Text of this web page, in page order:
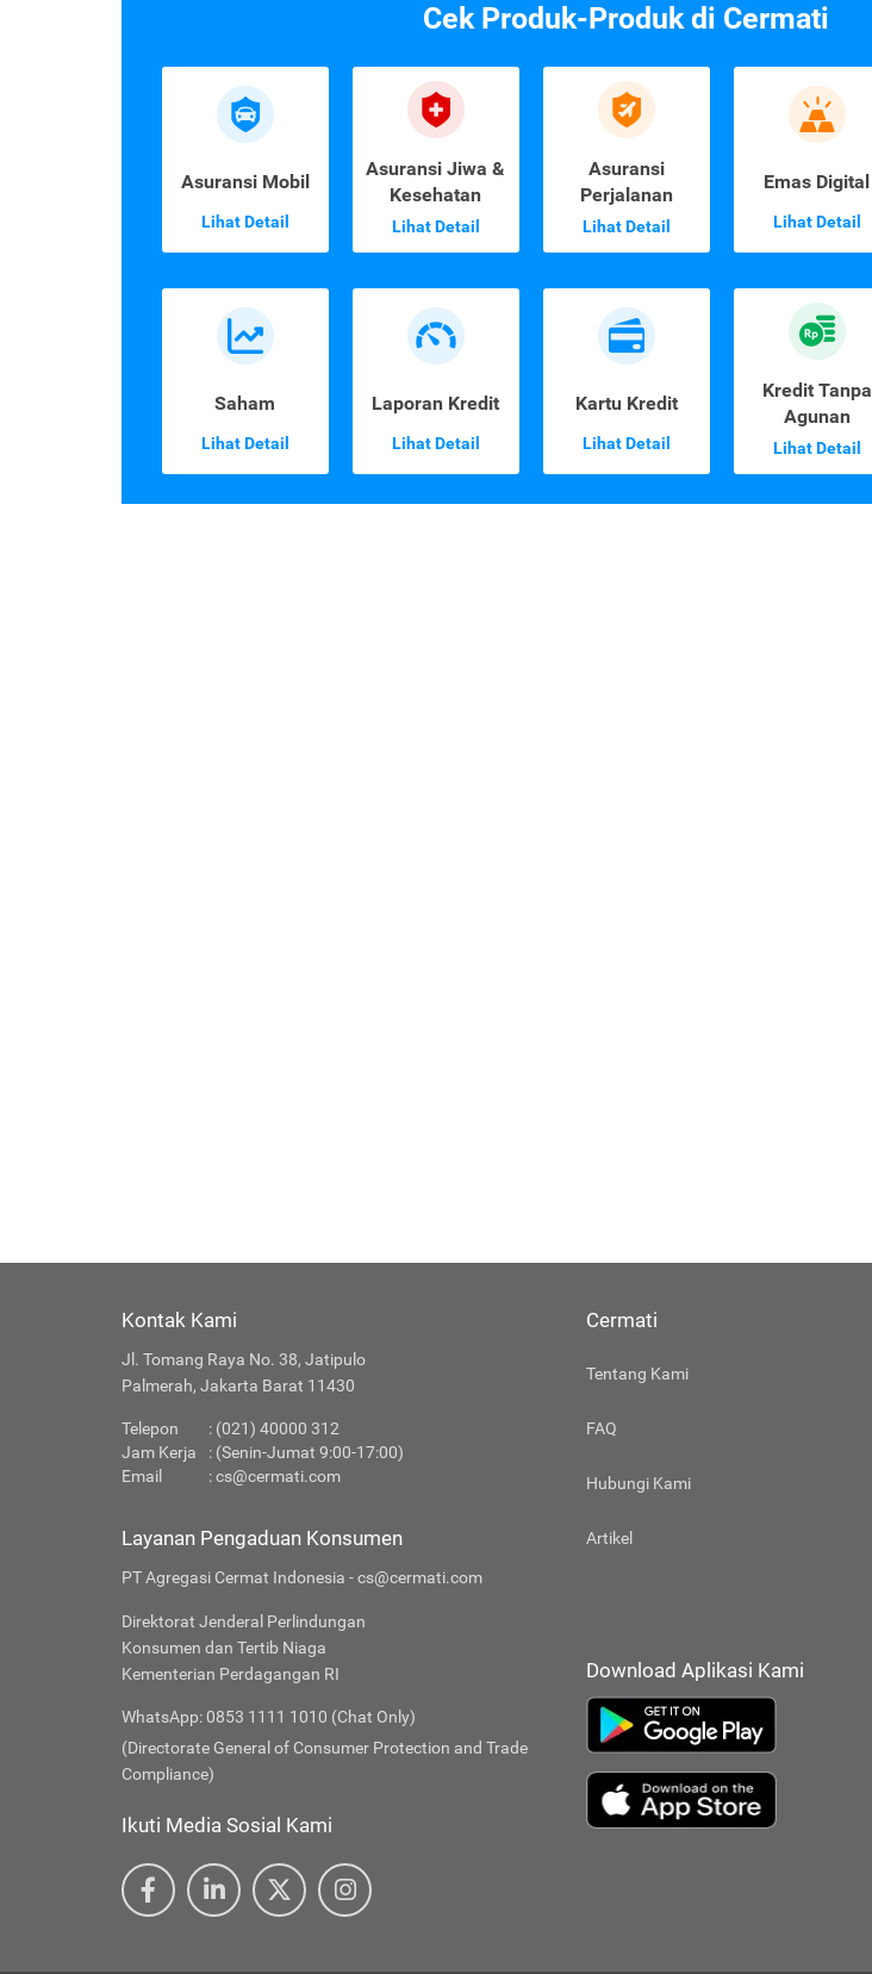
Cek Produk-Produk di Cermati
Asuransi Mobil
Lihat Detail
Asuransi Jiwa &
Kesehatan
Lihat Detail
Asuransi
Perjalanan
Lihat Detail
Emas Digital
Lihat Detail
Saham
Lihat Detail
Laporan Kredit
Lihat Detail
Kartu Kredit
Lihat Detail
Kredit Tanpa
Agunan
Lihat Detail
Kontak Kami
Jl. Tomang Raya No. 38, Jatipulo
Palmerah, Jakarta Barat 11430
Telepon
: (021) 40000 312
Jam Kerja
: (Senin-Jumat 9:00-17:00)
Email
:cs@cermati.com
Layanan Pengaduan Konsumen
PT Agregasi Cermat Indonesia - cs@cermati.com
Direktorat Jenderal Perlindungan
Konsumen dan Tertib Niaga
Kementerian Perdagangan RI
WhatsApp: 0853 1111 1010 (Chat Only)
(Directorate General of Consumer Protection and Trade
Compliance)
Ikuti Media Sosial Kami
Cermati
Tentang Kami
FAQ
Hubungi Kami
Artikel
Download Aplikasi Kami